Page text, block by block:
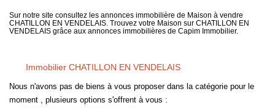
Nos Actualités
Sur notre site consultez les annonces immobilière de Maison à vendre
CHATILLON EN VENDELAIS. Trouvez votre Maison sur CHATILLON EN
VENDELAIS grâce aux annonces immobilières de Capim Immobilier.
Immobilier CHATILLON EN VENDELAIS
Nous n'avons pas de biens à vous proposer dans la catégorie pour le
moment , plusieurs options s'offrent à vous :